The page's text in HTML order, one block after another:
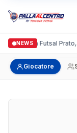
NEWS
Italgronda Futsal
Giocatore